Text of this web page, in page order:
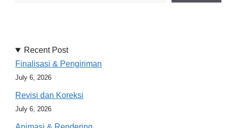
Recent Post
Finalisasi & Pengiriman
July 6, 2026
Revisi dan Koreksi
July 6, 2026